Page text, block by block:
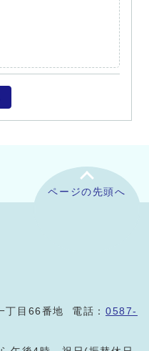
ページの先頭へ
丁目66番地 電話：0587-